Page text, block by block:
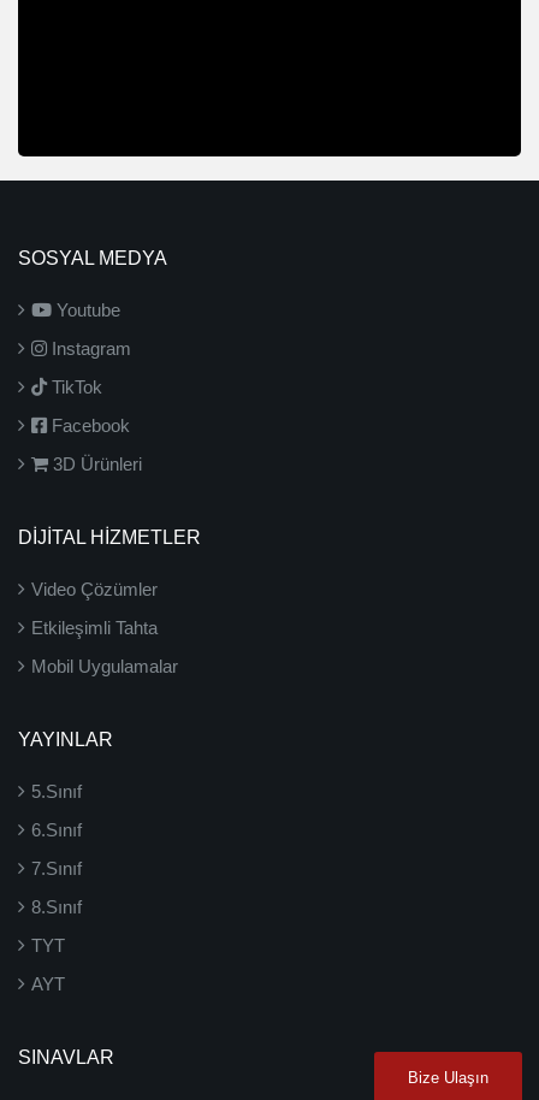
SOSYAL MEDYA
Youtube
Instagram
TikTok
Facebook
3D Ürünleri
DİJİTAL HİZMETLER
Video Çözümler
Etkileşimli Tahta
Mobil Uygulamalar
YAYINLAR
5.Sınıf
6.Sınıf
7.Sınıf
8.Sınıf
TYT
AYT
SINAVLAR
Bize Ulaşın